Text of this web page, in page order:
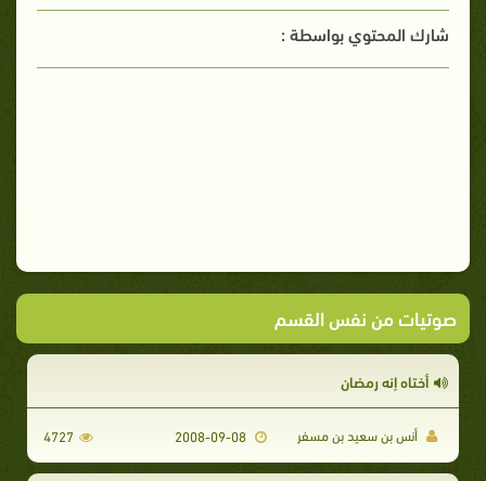
شارك المحتوي بواسطة :
صوتيات من نفس القسم
أختاه إنه رمضان
أنس بن سعيد بن مسفر 2008-09-08
4727